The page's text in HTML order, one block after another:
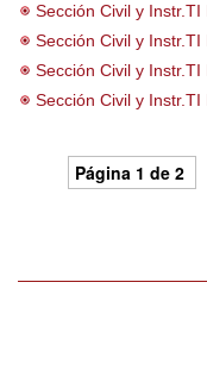
Sección Civil y
Sección Civil y
Sección Civil y
Sección Civil y
Página 1 de 2